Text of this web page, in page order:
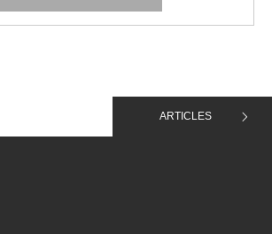
ARTICLES